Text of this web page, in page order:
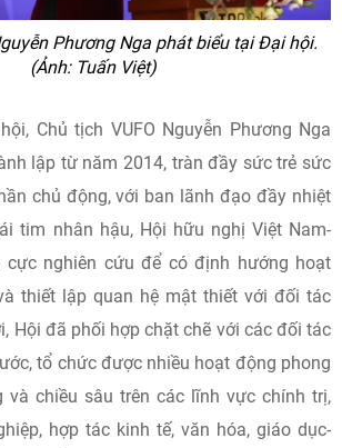
Phương Nga phát biểu tại Đại hội.
(Ảnh: Tuấn Việt)
Chủ tịch VUFO Nguyễn Phương Nga
lập từ năm 2014, tràn đầy sức trẻ sức
chủ động, với ban lãnh đạo đầy nhiệt
tim nhân hậu, Hội hữu nghị Việt Nam-
cực nghiên cứu để có định hướng hoạt
thiết lập quan hệ mật thiết với đối tác
Hội đã phối hợp chặt chẽ với các đối tác
tổ chức được nhiều hoạt động phong
và chiều sâu trên các lĩnh vực chính trị,
hợp tác kinh tế, văn hóa, giáo dục-